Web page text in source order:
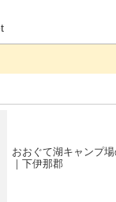
おおぐて湖キャンプ
｜下伊那郡